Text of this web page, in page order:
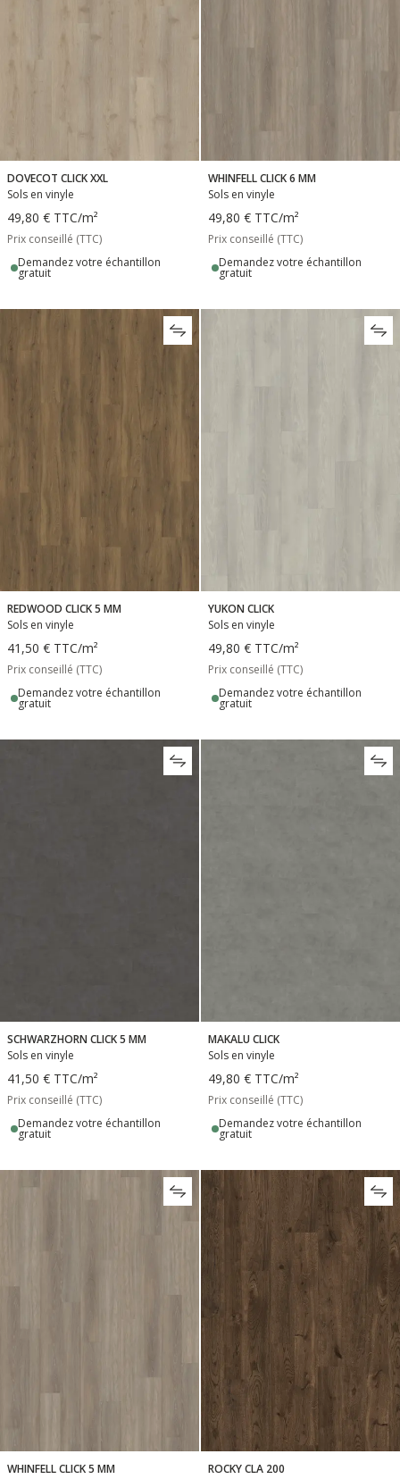
DOVECOT CLICK XXL
Sols en vinyle
49,80 € TTC/m²
Prix conseillé (TTC)
Demandez votre échantillon
gratuit
WHINFELL CLICK 6 MM
Sols en vinyle
49,80 € TTC/m²
Prix conseillé (TTC)
Demandez votre échantillon
gratuit
REDWOOD CLICK 5 MM
Sols en vinyle
41,50 € TTC/m²
Prix conseillé (TTC)
Demandez votre échantillon
gratuit
YUKON CLICK
Sols en vinyle
49,80 € TTC/m²
Prix conseillé (TTC)
Demandez votre échantillon
gratuit
SCHWARZHORN CLICK 5 MM
Sols en vinyle
41,50 € TTC/m²
Prix conseillé (TTC)
Demandez votre échantillon
gratuit
MAKALU CLICK
Sols en vinyle
49,80 € TTC/m²
Prix conseillé (TTC)
Demandez votre échantillon
gratuit
WHINFELL CLICK 5 MM
ROCKY CLA 200